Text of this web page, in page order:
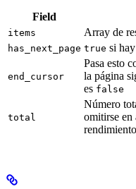
Field
items Array de
has_next_page true si
end_cursor
Pasa esto
la página
es false
total
Número
omitirse en